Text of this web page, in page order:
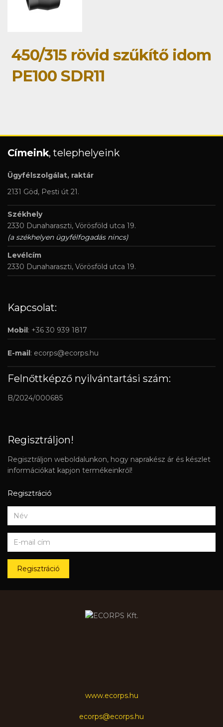
450/315 rövid szűkítő idom
PE100 SDR11
Címeink, telephelyeink
Ügyfélszolgálat, raktár
2131 Göd, Pesti út 21.
Székhely
2330 Dunaharaszti, Vörösföld utca 19.
(a székhelyen ügyfélfogadás nincs)
Levélcím
2330 Dunaharaszti, Vörösföld utca 19.
Kapcsolat:
Mobil: +36 30 939 1817
E-mail: ecorps@ecorps.hu
Felnőttképző nyilvántartási szám:
B/2024/000685
Regisztráljon!
Regisztráljon weboldalunkon, hogy naprakész ár és készlet
információkat kapjon termékeinkről!
Regisztráció
Regisztráció
www.ecorps.hu
ecorps@ecorps.hu